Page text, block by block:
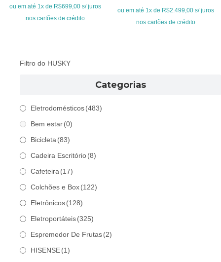
era:
R$899,00.
é:
R$699,00.
ou em até 1x de R$699,00 s/ juros
nos cartões de crédito
R$2.899,00.R$2.499,00.
ou em até 1x de R$2.499,00 s/ juros
nos cartões de crédito
Filtro do HUSKY
Categorias
Eletrodomésticos (483)
Bem estar (0)
Bicicleta (83)
Cadeira Escritório (8)
Cafeteira (17)
Colchões e Box (122)
Eletrônicos (128)
Eletroportáteis (325)
Espremedor De Frutas (2)
HISENSE (1)